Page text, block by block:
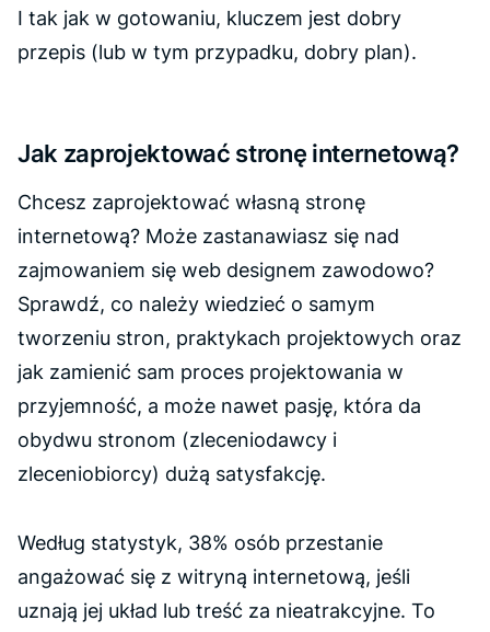
I tak jak w gotowaniu, kluczem jest dobry
przepis (lub w tym przypadku, dobry plan).
Jak zaprojektować stronę internetową?
Chcesz zaprojektować własną stronę
internetową? Może zastanawiasz się nad
zajmowaniem się web designem zawodowo?
Sprawdź, co należy wiedzieć o samym
tworzeniu stron, praktykach projektowych oraz
jak zamienić sam proces projektowania w
przyjemność, a może nawet pasję, która da
obydwu stronom (zleceniodawcy i
zleceniobiorcy) dużą satysfakcję.
Według statystyk, 38% osób przestanie
angażować się z witryną internetową, jeśli
uznają jej układ lub treść za nieatrakcyjne. To